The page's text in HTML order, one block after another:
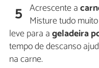
5 Acrescente a
Misture tudo
leve para ageladeira
tempo de descanso
na carne.